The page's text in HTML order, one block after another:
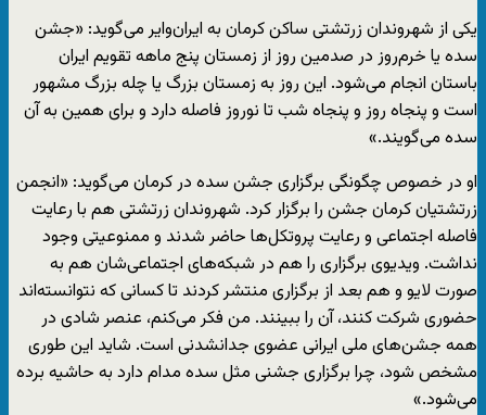
یکی از شهروندان زرتشتی ساکن کرمان به ایران‌وایر می‌گوید: «جشن
سده یا خرم‌روز در صدمین روز از زمستان پنج ماهه تقویم ایران
باستان انجام می‌شود. این روز به زمستان بزرگ یا چله بزرگ مشهور
است و پنجاه روز و پنجاه شب تا نوروز فاصله دارد و برای همین به آن
سده می‌گویند.»
او در خصوص چگونگی برگزاری جشن سده در کرمان می‌گوید: «انجمن
زرتشتیان کرمان جشن را برگزار کرد. شهروندان زرتشتی هم با رعایت
فاصله اجتماعی و رعایت پروتکل‌ها حاضر شدند و ممنوعیتی وجود
نداشت. ویدیوی برگزاری را هم در شبکه‌های اجتماعی‌شان هم به
صورت لایو و هم بعد از برگزاری منتشر کردند تا کسانی که نتوانسته‌اند
حضوری شرکت کنند، آن را ببینند. من فکر می‌کنم، عنصر شادی در
همه جشن‌های ملی ایرانی عضوی جدانشدنی است. شاید این طوری
مشخص شود، چرا برگزاری جشنی مثل سده مدام دارد به حاشیه برده
می‌شود.»